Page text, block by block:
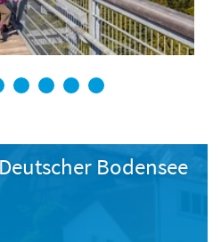
4 5 6 7
Bodensee